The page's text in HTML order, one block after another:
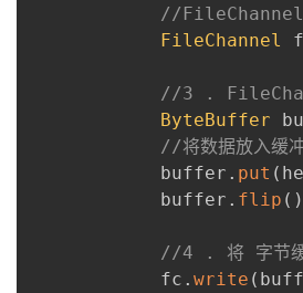
//FileChannel
FileChannel
//3 .
ByteBuffer
//将数据放入
            buffer
. put (
            buffer
. flip ( )
//4 . 将 字节缓
            fc
. write (